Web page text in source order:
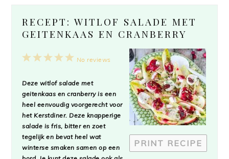
RECEPT: WITLOF SALADE MET
GEITENKAAS EN CRANBERRY
PRINT RECIPE
5
4
3
2
1
No reviews
Deze witlof salade met
geitenkaas en cranberry is een
heel eenvoudig voorgerecht voor
het Kerstdiner. Deze knapperige
salade is fris, bitter en zoet
tegelijk en bevat heel wat
winterse smaken samen op een